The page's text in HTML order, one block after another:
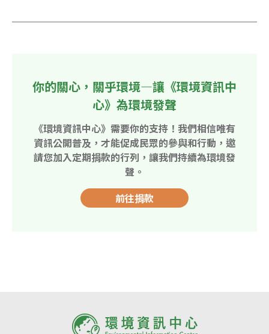
你的關心，關乎環境—讓《環境資訊中
心》為環境發聲
《環境資訊中心》需要你的支持！我們相信唯有
資訊公開普及，才能促成民眾的參與和行動，邀
請您加入定期捐款的行列，讓我們持續為環境發
聲。
前往捐款